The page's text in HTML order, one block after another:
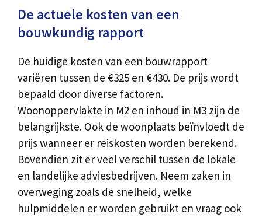
De actuele kosten van een
bouwkundig rapport
De huidige kosten van een bouwrapport
variëren tussen de €325 en €430. De prijs wordt
bepaald door diverse factoren.
Woonoppervlakte in M2 en inhoud in M3 zijn de
belangrijkste. Ook de woonplaats beïnvloedt de
prijs wanneer er reiskosten worden berekend.
Bovendien zit er veel verschil tussen de lokale
en landelijke adviesbedrijven. Neem zaken in
overweging zoals de snelheid, welke
hulpmiddelen er worden gebruikt en vraag ook